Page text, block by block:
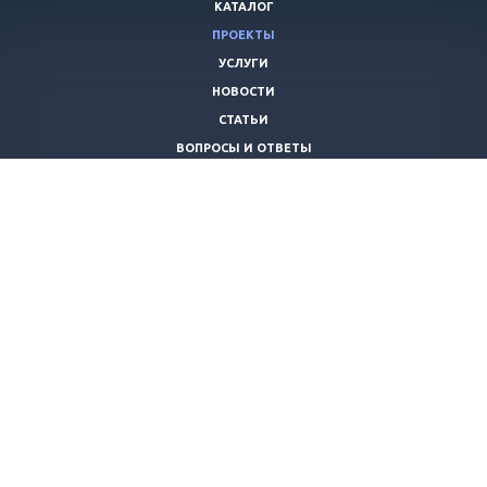
КАТАЛОГ
ПРОЕКТЫ
УСЛУГИ
НОВОСТИ
СТАТЬИ
ВОПРОСЫ И ОТВЕТЫ